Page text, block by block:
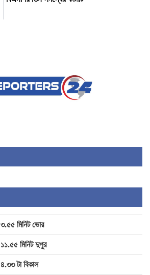
চলতি মাসে ফের টানা চার দিনের ছুটির সুযোগ
পরিবর্তন হচ্ছে র‌্যাবের নাম, খসড়া আইন প্রকাশ
৩.৫৫ মিনিট ভোর
১১.৫৫ মিনিট দুপুর
৪.৩৩ টা বিকাল